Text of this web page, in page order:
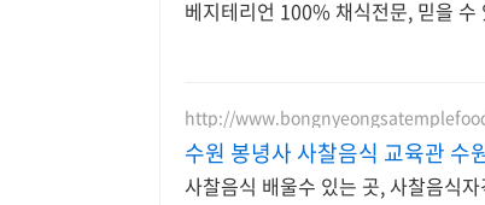
베지테리언 100% 채식전문, 믿을
http://
수원 봉녕사 사찰음식 교육관 수
사찰음식 배울수 있는 곳, 사찰음식